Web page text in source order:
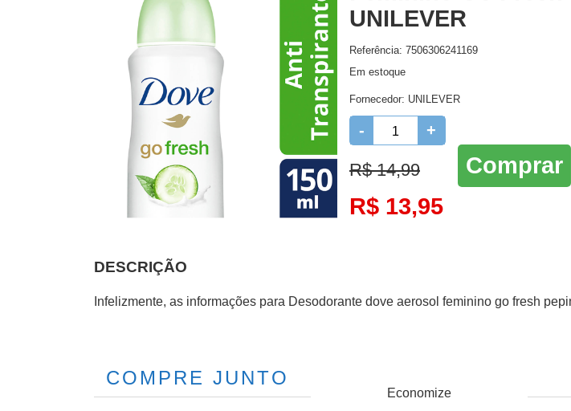
Higienie oral
Higiene Oral
UNILEVER
Referência: 7506306241169
Em estoque
Fornecedor: UNILEVER
- +
R$ 14,99
R$ 13,95
Comprar
DESCRIÇÃO
Infelizmente, as informações para Desodorante dove aerosol feminino go fresh
COMPRE JUNTO
Economize